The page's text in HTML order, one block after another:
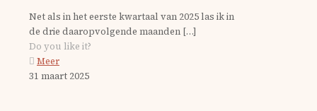
Net als in het eerste kwartaal van 2025 las ik in
de drie daaropvolgende maanden […]
Do you like it?
Meer
31 maart 2025